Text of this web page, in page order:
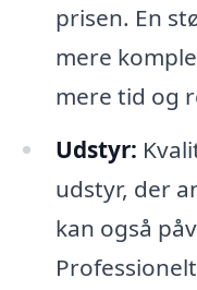
prisen. En
mere
mere tid og
Udstyr:
udstyr, der
kan også